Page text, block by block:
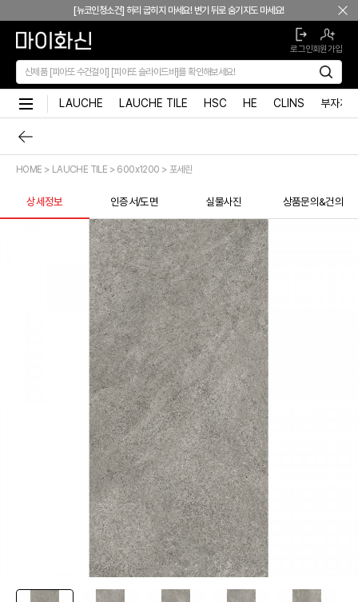
본문 바로가기[뉴코인청소건] 허리 굽히지 마세요! 변기 뒤로 숨기지도 마세요!
[뉴코인슬라이드바] 존재감을 확! 숨기는 350mm의 미니멀리즘
[모노플러스] 시공후에 알게되는 만족감! 프레임리스 휴지걸이
[신상품] 숨겨진 접합선 (Seamless) '피아또 수건걸이'
[신상품] 더욱 완벽해진 '뉴피오'
[뉴코인] 라운드(●) 수전핸들을 편하게 컨트롤할 수 있다고??
[뉴코인청소건] 허리 굽히지 마세요! 변기 뒤로 숨기지도 마세요!
[뉴코인슬라이드바] 존재감을 확! 숨기는 350mm의 미니멀리즘
[모노플러스] 시공후에 알게되는 만족감! 프레임리스 휴지걸이
[신상품] 숨겨진 접합선 (Seamless) '피아또 수건걸이'
[신상품] 300mm 미니멀 스퀘어 '피아또 슬라이드바'
[뉴피오] '튀지 않고' 투명한 크리스탈 직수
[뉴피오] '아래로' 향하는 넓은 폭포수
[신상품] 더욱 완벽해진 '뉴피오'
[뉴코인] 라운드(●) 수전핸들을 편하게 컨트롤할 수 있다고??
[뉴코인청소건] 허리 굽히지 마세요! 변기 뒤로 숨기지도 마세요!
[뉴코인슬라이드바] 존재감을 확! 숨기는 350mm의 미니멀리즘
[모노플러스] 시공후에 알게되는 만족감! 프레임리스 휴지걸이
[신상품] 숨겨진 접합선 (Seamless) '피아또 수건걸이'
[신상품] 300mm 미니멀 스퀘어 '피아또 슬라이드바'
[뉴피오] '튀지 않고' 투명한 크리스탈 직수
[뉴피오] '아래로' 향하는 넓은 폭포수
[신상품] 더욱 완벽해진 '뉴피오'
[뉴코인] 라운드(●) 수전핸들을 편하게 컨트롤할 수 있다고??
[뉴코인청소건] 허리 굽히지 마세요! 변기 뒤로 숨기지도 마세요!
[뉴코인슬라이드바] 존재감을 확! 숨기는 350mm의 미니멀리즘
로그인회원가입
LAUCHE LAUCHE TILE HSC HE CLINS 부자재
HOME > LAUCHE TILE > 600x1200 > 포세린
상세정보 인증서/도면 실물사진 상품문의&건의